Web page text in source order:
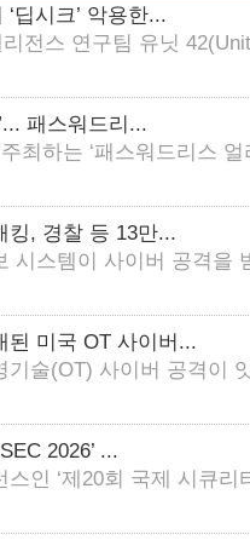
딥시크’ 악용한...
전스 연구팀 유닛
패스워드리...
최하는 ‘패스워드리스
킹, 경찰 등 13만...
시스템이 사이버 공격을
된 미국 OT 사이버...
술(OT) 사이버 공격이
2026’ ...
인 ‘제20회 국제 시큐리